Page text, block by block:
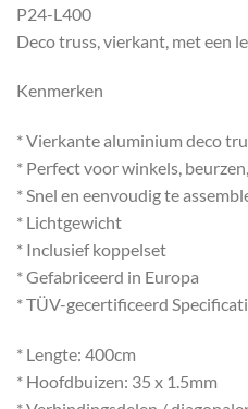
P24-L400
Deco truss, vierkant, met een
Kenmerken
* Vierkante aluminium deco
* Perfect voor winkels,
* Snel en eenvoudig te
* Lichtgewicht
* Inclusief koppelset
* Gefabriceerd in Europa
* TÜV-gecertificeerd
* Lengte: 400cm
* Hoofdbuizen: 35 x 1.5mm